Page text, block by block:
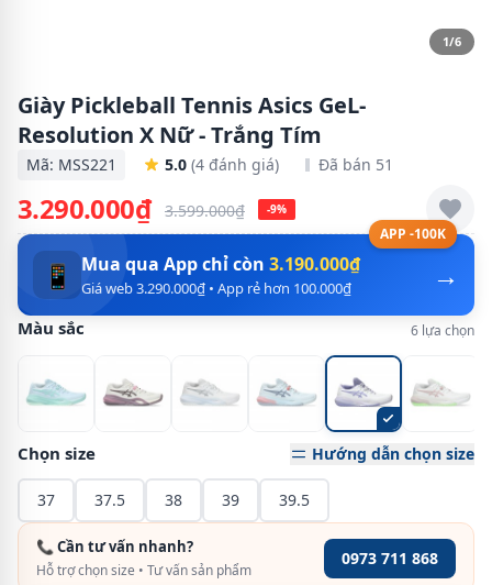
1/6
Giày Pickleball Tennis Asics GeL-
Resolution X Nữ - Trắng Tím
Mã: MSS221 5.0 (4 đánh giá) Đã bán 51
3.290.000₫ 3.599.000₫ -9%
APP -100K
→
📱 Mua qua App chỉ còn 3.190.000₫
Giá web 3.290.000₫ • App rẻ hơn 100.000₫
Màu sắc 6 lựa chọn
Chọn size Hướng dẫn chọn size
37 37.5 38 39 39.5
📞 Cần tư vấn nhanh?
Hỗ trợ chọn size • Tư vấn sản phẩm
0973 711 868